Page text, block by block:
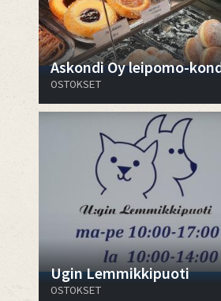
Askondi Oy leipomo-
OSTOKSET
Ugin Lemmikkipuoti
OSTOKSET